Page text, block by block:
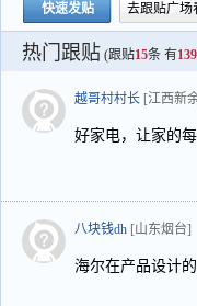
快速发贴 去跟贴广场
热门跟贴 (跟贴15条 有139
越哥村村长 [江西新
好家电，让家的
八块钱dh [山东烟台]
海尔在产品设计